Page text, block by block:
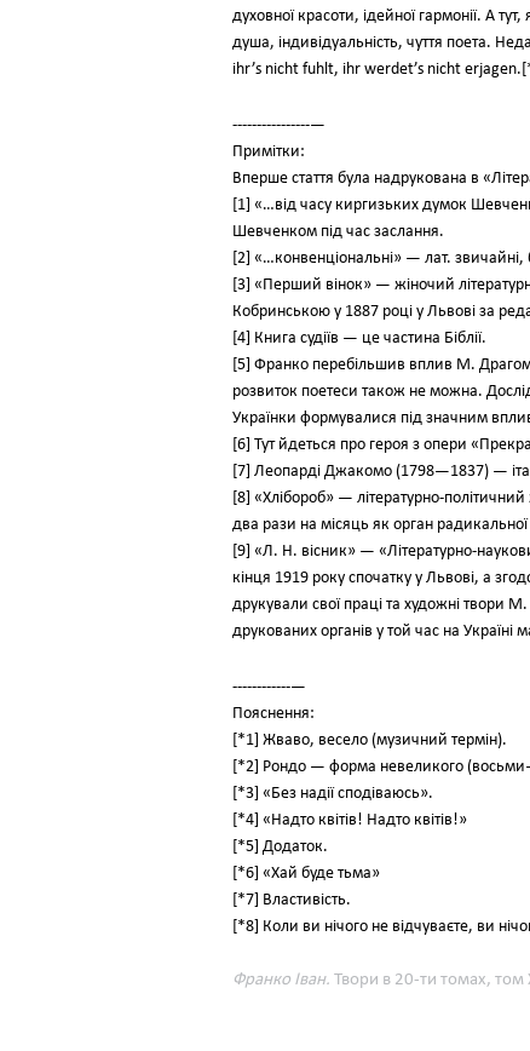
духовної красоти, ідейної гармонії. А
душа, індивідуальність, чуття поета.
ihr’s nicht fuhlt, ihr werdet’s nicht
----------------—
Примітки:
Вперше стаття була надрукована в
[1] «…від часу киргизьких думок
Шевченком під час заслання.
[2] «…конвенціональні» — лат. звичайні,
[3] «Перший вінок» — жіночий
Кобринською у 1887 році у Львові за
[4] Книга судіїв — це частина Біблії.
[5] Франко перебільшив вплив М.
розвиток поетеси також не можна.
Українки формувалися під значним
[6] Тут йдеться про героя з опери
[7] Леопарді Джакомо (1798—1837) —
[8] «Хлібороб» — літературно-
два рази на місяць як орган радикальної
[9] «Л. Н. вісник» — «Літературно-
кінця 1919 року спочатку у Львові, а
друкували свої праці та художні
друкованих органів у той час на Україні
------------—
Пояснення:
[*1] Жваво, весело (музичний термін).
[*2] Рондо — форма невеликого
[*3] «Без надії сподіваюсь».
[*4] «Надто квітів! Надто квітів!»
[*5] Додаток.
[*6] «Хай буде тьма»
[*7] Властивість.
[*8] Коли ви нічого не відчуваєте, ви
Франко Іван. Твори в 20-ти томах, том